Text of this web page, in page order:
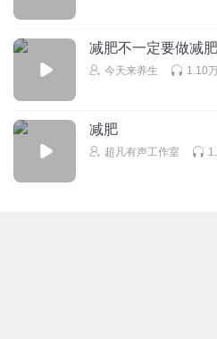
减肥不一定要做减
今天来养生 1.10
减肥
超凡有声工作室